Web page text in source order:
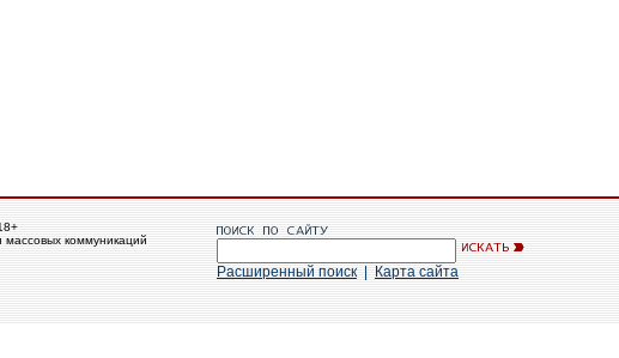
коммуникаций
Расширенный поиск Карта сайта